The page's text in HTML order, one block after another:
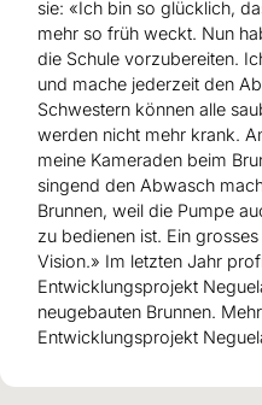
sie: «Ich bin so glücklich,
mehr so früh weckt. Nun
die Schule vorzubereiten.
und mache jederzeit den
Schwestern können alle
werden nicht mehr krank.
meine Kameraden beim
singend den Abwasch
Brunnen, weil die Pumpe
zu bedienen ist. Ein
Vision.» Im letzten Jahr
Entwicklungsprojekt
neugebauten Brunnen.
Entwicklungsprojekt